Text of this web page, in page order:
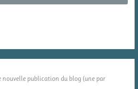
nouvelle publication du blog (une par